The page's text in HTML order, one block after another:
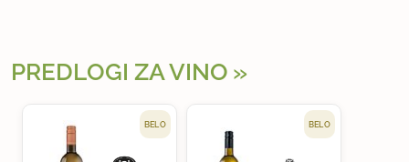
PREDLOGI ZA VINO
BELO BELO